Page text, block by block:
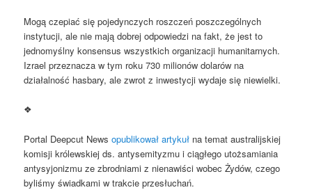
Mogą czepiać się pojedynczych roszczeń poszczególnych
instytucji, ale nie mają dobrej odpowiedzi na fakt, że jest to
jednomyślny konsensus wszystkich organizacji humanitarnych.
Izrael przeznacza w tym roku 730 milionów dolarów na
działalność hasbary, ale zwrot z inwestycji wydaje się niewielki.
❖
Portal Deepcut Newsopublikował artykuł na temat australijskiej
komisji królewskiej ds. antysemityzmu i ciągłego utożsamiania
antysyjonizmu ze zbrodniami z nienawiści wobec Żydów, czego
byliśmy świadkami w trakcie przesłuchań.